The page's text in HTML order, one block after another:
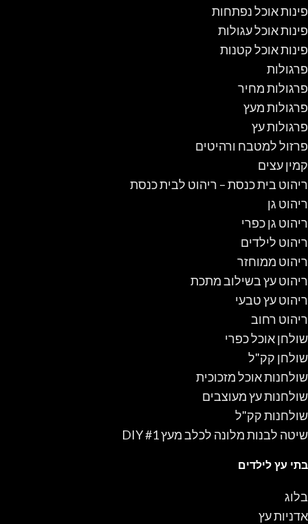
פינות אוכל נפתחות
פינות אוכל עגולות
פינות אוכל קטנות
פרגולות
פרגולות מחיר
פרגולות מעץ
פרגולות עץ
פרזול למטבח ורהיטים
קמין עצים
ריהוט בית כנסת – ריהוט לבית כנסת
ריהוט גן
ריהוט גן כפרי
ריהוט לילדים
ריהוט ממוחזר
ריהוט עץ בשילוב מתכת
ריהוט עץ טבעי
ריהוט רחוב
שולחן אוכל כפרי
שולחן קק"ל
שולחנות אוכל מזכוכית
שולחנות עץ מעוצבים
שולחנות קק"ל
שיטה לבנות מלונה לכלב מעץ #1 DIY
בתי עץ לילדים
בלוג
אדניות עץ